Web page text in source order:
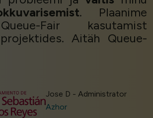
. Plaanime
Fair kasutamist
Aitäh Queue-
Jose D - Administrator
Azhor